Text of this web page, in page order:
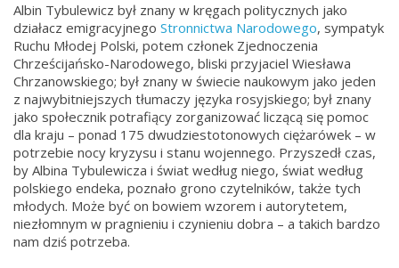
Albin Tybulewicz był znany w kręgach politycznych jako
działacz emigracyjnego Stronnictwa Narodowego, sympatyk
Ruchu Młodej Polski, potem członek Zjednoczenia
Chrześcijańsko-Narodowego, bliski przyjaciel Wiesława
Chrzanowskiego; był znany w świecie naukowym jako jeden
z najwybitniejszych tłumaczy języka rosyjskiego; był znany
jako społecznik potrafiący zorganizować liczącą się pomoc
dla kraju – ponad 175 dwudziestotonowych ciężarówek – w
potrzebie nocy kryzysu i stanu wojennego. Przyszedł czas,
by Albina Tybulewicza i świat według niego, świat według
polskiego endeka, poznało grono czytelników, także tych
młodych. Może być on bowiem wzorem i autorytetem,
niezłomnym w pragnieniu i czynieniu dobra – a takich bardzo
nam dziś potrzeba.